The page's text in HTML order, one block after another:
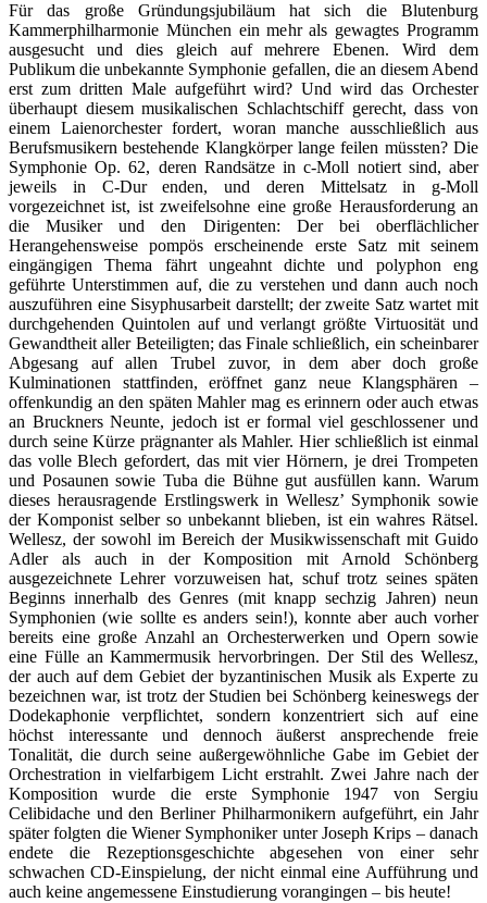
Für das große Gründungsjubiläum hat sich die Blutenburg
Kammerphilharmonie München ein mehr als gewagtes Programm
ausgesucht und dies gleich auf mehrere Ebenen. Wird dem
Publikum die unbekannte Symphonie gefallen, die an diesem Abend
erst zum dritten Male aufgeführt wird? Und wird das Orchester
überhaupt diesem musikalischen Schlachtschiff gerecht, dass von
einem Laienorchester fordert, woran manche ausschließlich aus
Berufsmusikern bestehende Klangkörper lange feilen müssten? Die
Symphonie Op. 62, deren Randsätze in c-Moll notiert sind, aber
jeweils in C-Dur enden, und deren Mittelsatz in g-Moll
vorgezeichnet ist, ist zweifelsohne eine große Herausforderung an
die Musiker und den Dirigenten: Der bei oberflächlicher
Herangehensweise pompös erscheinende erste Satz mit seinem
eingängigen Thema fährt ungeahnt dichte und polyphon eng
geführte Unterstimmen auf, die zu verstehen und dann auch noch
auszuführen eine Sisyphusarbeit darstellt; der zweite Satz wartet mit
durchgehenden Quintolen auf und verlangt größte Virtuosität und
Gewandtheit aller Beteiligten; das Finale schließlich, ein scheinbarer
Abgesang auf allen Trubel zuvor, in dem aber doch große
Kulminationen stattfinden, eröffnet ganz neue Klangsphären –
offenkundig an den späten Mahler mag es erinnern oder auch etwas
an Bruckners Neunte, jedoch ist er formal viel geschlossener und
durch seine Kürze prägnanter als Mahler. Hier schließlich ist einmal
das volle Blech gefordert, das mit vier Hörnern, je drei Trompeten
und Posaunen sowie Tuba die Bühne gut ausfüllen kann. Warum
dieses herausragende Erstlingswerk in Wellesz’ Symphonik sowie
der Komponist selber so unbekannt blieben, ist ein wahres Rätsel.
Wellesz, der sowohl im Bereich der Musikwissenschaft mit Guido
Adler als auch in der Komposition mit Arnold Schönberg
ausgezeichnete Lehrer vorzuweisen hat, schuf trotz seines späten
Beginns innerhalb des Genres (mit knapp sechzig Jahren) neun
Symphonien (wie sollte es anders sein!), konnte aber auch vorher
bereits eine große Anzahl an Orchesterwerken und Opern sowie
eine Fülle an Kammermusik hervorbringen. Der Stil des Wellesz,
der auch auf dem Gebiet der byzantinischen Musik als Experte zu
bezeichnen war, ist trotz der Studien bei Schönberg keineswegs der
Dodekaphonie verpflichtet, sondern konzentriert sich auf eine
höchst interessante und dennoch äußerst ansprechende freie
Tonalität, die durch seine außergewöhnliche Gabe im Gebiet der
Orchestration in vielfarbigem Licht erstrahlt. Zwei Jahre nach der
Komposition wurde die erste Symphonie 1947 von Sergiu
Celibidache und den Berliner Philharmonikern aufgeführt, ein Jahr
später folgten die Wiener Symphoniker unter Joseph Krips – danach
endete die Rezeptionsgeschichte abgesehen von einer sehr
schwachen CD-Einspielung, der nicht einmal eine Aufführung und
auch keine angemessene Einstudierung vorangingen – bis heute!